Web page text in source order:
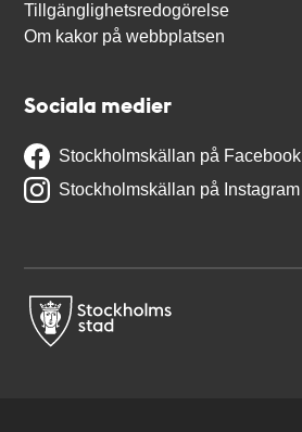
Tillgänglighetsredogörelse
Om kakor på webbplatsen
Sociala medier
Stockholmskällan på Facebook
Stockholmskällan på Instagram